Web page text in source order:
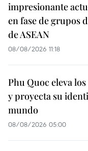
impresionante
en fase de grupos
de ASEAN
08/08/2026 11:18
Phu Quoc eleva
y proyecta su
mundo
08/08/2026 05:00